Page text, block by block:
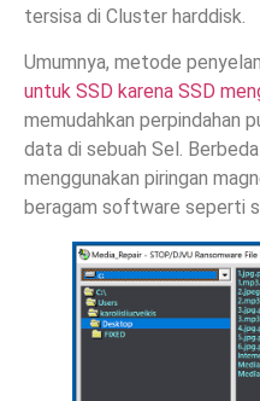
tersisa di Cluster harddisk.
Umumnya, metode
untuk SSD karena SSD
memudahkan perpindahan
data di sebuah Sel.
menggunakan piringan
beragam software seperti